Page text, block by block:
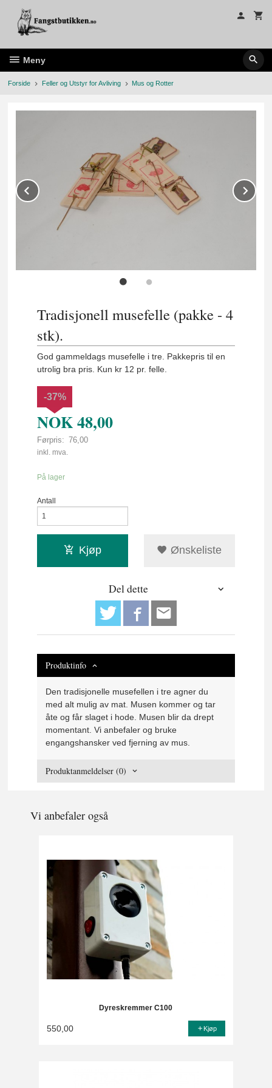
innholdet
Meny
Forside Feller og Utstyr for Avliving Mus og Rotter
Prev
Tradisjonell musefelle (pakke - 4
stk).
God gammeldags musefelle i tre. Pakkepris til en
utrolig bra pris. Kun kr 12 pr. felle.
NOK48,00
Førpris: 76,00
Rabatt
-37%
inkl. mva.
På lager
Antall
Kjøp Ønskeliste
Del dette
Produktinfo
Den tradisjonelle musefellen i tre agner du
med alt mulig av mat. Musen kommer og tar
åte og får slaget i hode. Musen blir da drept
momentant. Vi anbefaler og bruke
engangshansker ved fjerning av mus.
Produktanmeldelser (0)
Vi anbefaler også
Dyreskremmer C100
550,00 Kjøp